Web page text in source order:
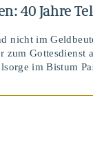
40 Jahre
nicht im
zum Gottesdienst
im Bistum